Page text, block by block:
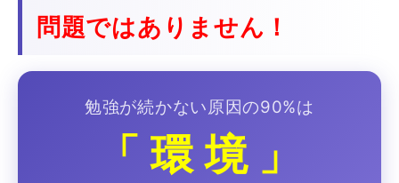
問題ではありません！
勉強が続かない原因の90%は
「 環 境 」